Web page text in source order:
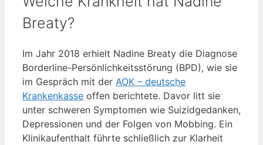
Breaty?
Im Jahr 2018 erhielt Nadine Breaty die Diagnose
Borderline-Persönlichkeitsstörung (BPD), wie sie
im Gespräch mit der AOK – deutsche
Krankenkasse offen berichtete. Davor litt sie
unter schweren Symptomen wie Suizidgedanken,
Depressionen und der Folgen von Mobbing. Ein
Klinikaufenthalt führte schließlich zur Klarheit